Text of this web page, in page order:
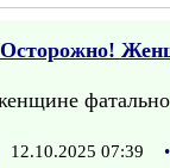
Осторожно!
12.10.2025 07:39 •